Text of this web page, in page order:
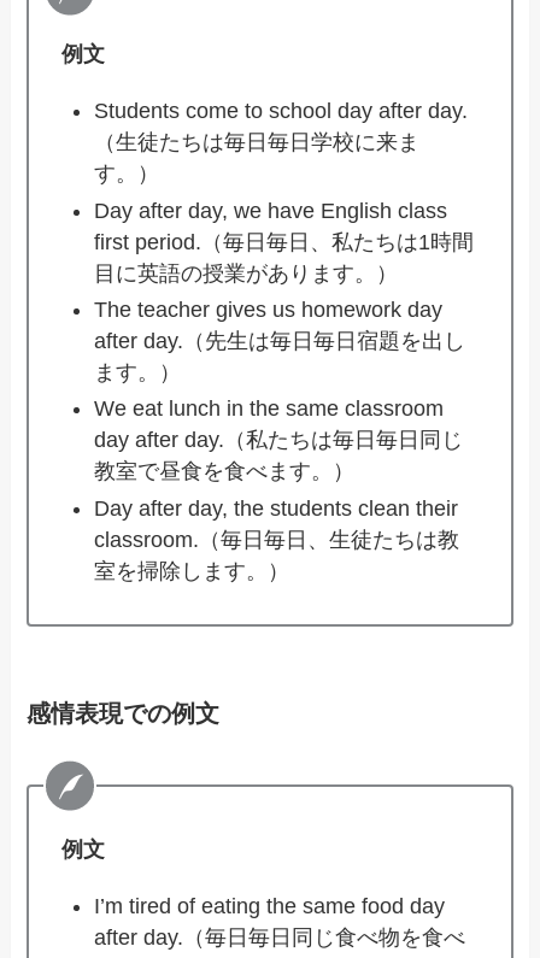
例文
Students come to school day after day.
（生徒たちは毎日毎日学校に来ま
す。）
Day after day, we have English class
first period.（毎日毎日、私たちは1時間
目に英語の授業があります。）
The teacher gives us homework day
after day.（先生は毎日毎日宿題を出し
ます。）
We eat lunch in the same classroom
day after day.（私たちは毎日毎日同じ
教室で昼食を食べます。）
Day after day, the students clean their
classroom.（毎日毎日、生徒たちは教
室を掃除します。）
感情表現での例文
例文
I’m tired of eating the same food day
after day.（毎日毎日同じ食べ物を食べ